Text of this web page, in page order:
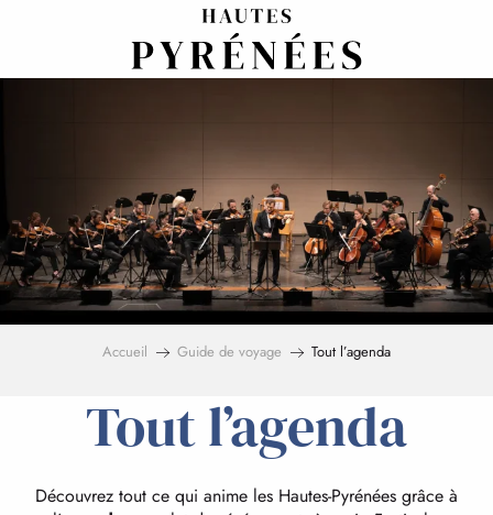
Accueil Guide de voyage Tout l’agenda
Tout l’agenda
Découvrez tout ce qui anime les Hautes-Pyrénées grâce à